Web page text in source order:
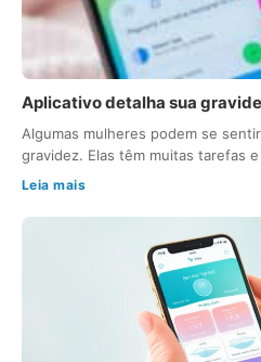
Aplicativo detalha sua
Algumas mulheres podem se
gravidez. Elas têm muitas tarefas
Leia mais